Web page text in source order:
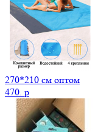
270*210 см оптом
470. p